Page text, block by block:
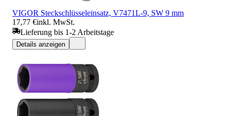
VIGOR Steckschlüsseleinsatz, V7471L-9, SW 9 mm
17,77 €inkl. MwSt.
Lieferung bis 1-2 Arbeitstage
Details anzeigen